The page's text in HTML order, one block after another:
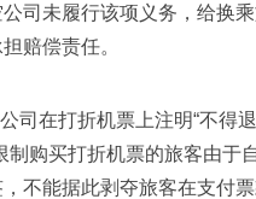
司未履行该项义务，给换
赔偿责任。
司在打折机票上注明“不得
制购买打折机票的旅客由于
不能据此剥夺旅客在支付